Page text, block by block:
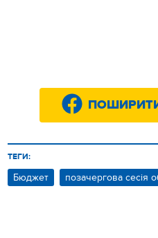
ПОШИРИТИ
ТЕГИ:
Бюджет позачергова сесія